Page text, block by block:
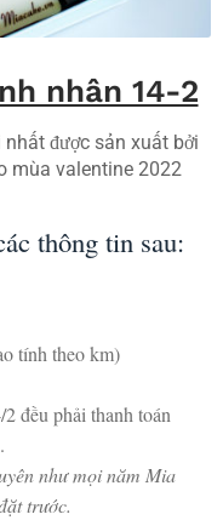
nhân 14-2
được sản xuất bởi
mùa valentine 2022
thông tin sau:
tính theo km)
đều phải thanh toán
như mọi năm Mia
trước.